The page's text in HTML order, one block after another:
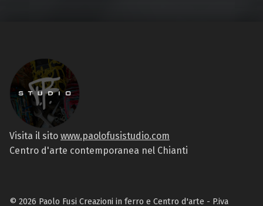
Visita il sito www.paolofusistudio.com
Centro d'arte contemporanea nel Chianti
© 2026 Paolo Fusi Creazioni in ferro e Centro d'arte - P.iva